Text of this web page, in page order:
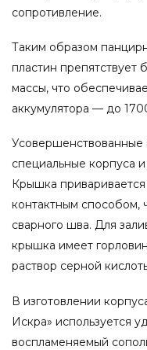
сопротивление.
Таким образом
пластин
массы, что
аккумулятора — до
специальные корпуса
Крышка
контактным способом,
сварного шва. Для
крышка имеет
раствор серной
В изготовлении
Искра» используется
воспламеняемый